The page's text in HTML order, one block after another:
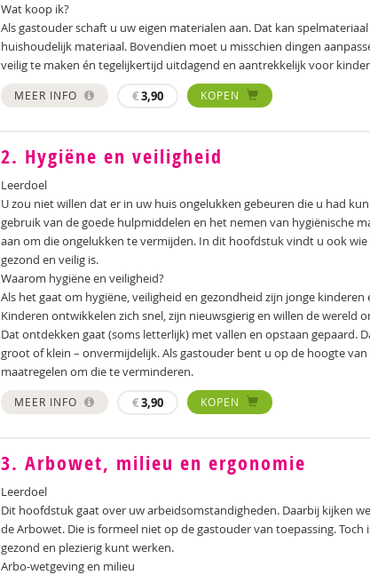
Wat koop ik?
Als gastouder schaft u uw eigen materialen aan. Dat kan
huishoudelijk materiaal. Bovendien moet u misschien dingen
veilig te maken én tegelijkertijd uitdagend en aantrekkelijk voor
MEER INFO €3,90 KOPEN
2. Hygiëne en veiligheid
Leerdoel
U zou niet willen dat er in uw huis ongelukken gebeuren die u had
gebruik van de goede hulpmiddelen en het nemen van hygiënische
aan om die ongelukken te vermijden. In dit hoofdstuk vindt u ook
gezond en veilig is.
Waarom hygiëne en veiligheid?
Als het gaat om hygiëne, veiligheid en gezondheid zijn jonge kinderen
Kinderen ontwikkelen zich snel, zijn nieuwsgierig en willen de wereld
Dat ontdekken gaat (soms letterlijk) met vallen en opstaan gepaard.
groot of klein – onvermijdelijk. Als gastouder bent u op de hoogte van
maatregelen om die te verminderen.
MEER INFO €3,90 KOPEN
3. Arbowet, milieu en ergonomie
Leerdoel
Dit hoofdstuk gaat over uw arbeidsomstandigheden. Daarbij kijken
de Arbowet. Die is formeel niet op de gastouder van toepassing. Toch
gezond en plezierig kunt werken.
Arbo-wetgeving en milieu